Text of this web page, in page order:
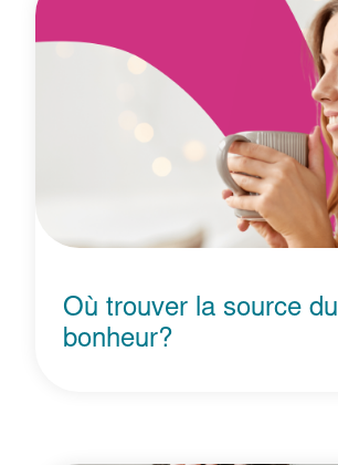
Où trouver la source du
bonheur?